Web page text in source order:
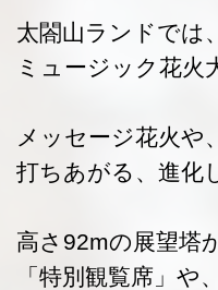
太閤山ランドでは
ミュージック花火
メッセージ花火や
打ちあがる、進化
高さ92mの展望塔
「特別観覧席」